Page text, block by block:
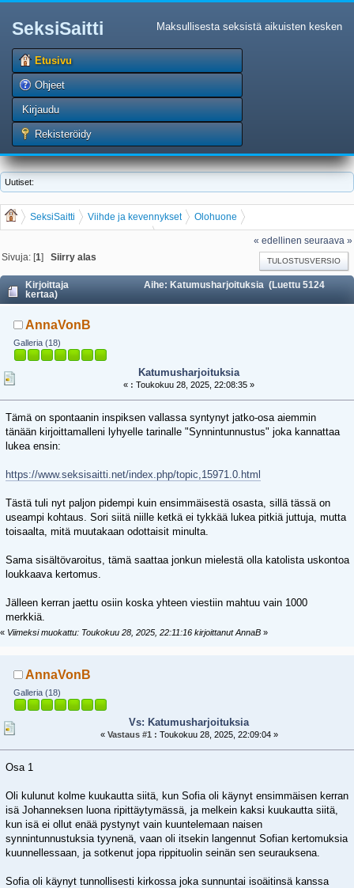
SeksiSaitti Maksullisesta seksistä aikuisten kesken
Etusivu
Ohjeet
Kirjaudu
Rekisteröidy
Uutiset:
SeksiSaitti Viihde ja kevennykset
Olohuone
Tarinat, seksikertomukset, novellit
Katumusharjoituksia
« edellinen seuraava »
TULOSTUSVERSIO
Sivuja: [1]Siirry alas
Kirjoittaja
Aihe: Katumusharjoituksia (Luettu 5124
kertaa)
AnnaVonB
Galleria (18)
Katumusharjoituksia
« : Toukokuu 28, 2025, 22:08:35 »
Tämä on spontaanin inspiksen vallassa syntynyt jatko-osa aiemmin
tänään kirjoittamalleni lyhyelle tarinalle "Synnintunnustus" joka kannattaa
lukea ensin:
https://www.seksisaitti.net/index.php/topic,15971.0.html
Tästä tuli nyt paljon pidempi kuin ensimmäisestä osasta, sillä tässä on
useampi kohtaus. Sori siitä niille ketkä ei tykkää lukea pitkiä juttuja, mutta
toisaalta, mitä muutakaan odottaisit minulta.
Sama sisältövaroitus, tämä saattaa jonkun mielestä olla katolista uskontoa
loukkaava kertomus.
Jälleen kerran jaettu osiin koska yhteen viestiin mahtuu vain 1000
merkkiä.
« Viimeksi muokattu: Toukokuu 28, 2025, 22:11:16 kirjoittanut AnnaB »
AnnaVonB
Galleria (18)
Vs: Katumusharjoituksia
« Vastaus #1 : Toukokuu 28, 2025, 22:09:04 »
Osa 1
Oli kulunut kolme kuukautta siitä, kun Sofia oli käynyt ensimmäisen kerran
isä Johanneksen luona ripittäytymässä, ja melkein kaksi kuukautta siitä,
kun isä ei ollut enää pystynyt vain kuuntelemaan naisen
synnintunnustuksia tyynenä, vaan oli itsekin langennut Sofian kertomuksia
kuunnellessaan, ja sotkenut jopa rippituolin seinän sen seurauksena.
Sofia oli käynyt tunnollisesti kirkossa joka sunnuntai isoäitinsä kanssa